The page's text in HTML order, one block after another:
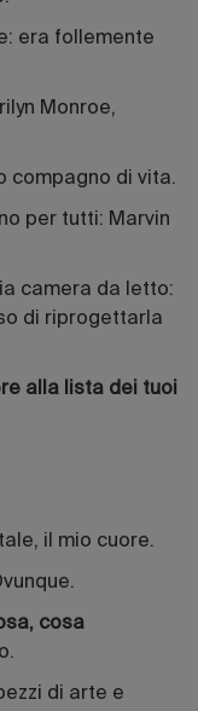
era follemente
Monroe,
compagno di vita.
per tutti: Marvin
camera da letto:
di riprogettarla
alla lista dei tuoi
il mio cuore.
cosa
pezzi di arte e